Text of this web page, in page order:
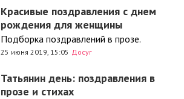
Красивые поздравления с днем
рождения для женщины
Подборка поздравлений в прозе.
25 июня 2019, 15:05 Досуг
Татьянин день: поздравления в
прозе и стихах